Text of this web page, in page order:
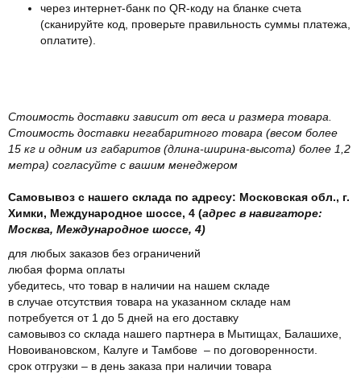
через интернет-банк по QR-коду на бланке счета
(сканируйте код, проверьте правильность суммы платежа,
оплатите).
Стоимость доставки зависит от веса и размера товара.
Стоимость доставки негабаритного товара (весом более
15 кг и одним из габаритов (длина-ширина-высота) более 1,2
метра) согласуйте с вашим менеджером
Самовывоз с нашего склада по адресу: Московская обл., г.
Химки, Международное шоссе, 4 (адрес в навигаторе:
Москва, Международное шоссе, 4)
для любых заказов без ограничений
любая форма оплаты
убедитесь, что товар в наличии на нашем складе
в случае отсутствия товара на указанном складе нам
потребуется от 1 до 5 дней на его доставку
самовывоз со склада нашего партнера в Мытищах, Балашихе,
Новоивановском, Калуге и Тамбове – по договоренности.
срок отгрузки – в день заказа при наличии товара